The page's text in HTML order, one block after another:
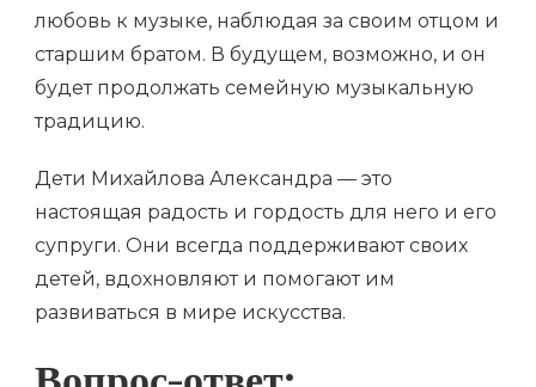
любовь к музыке, наблюдая за своим отцом и
старшим братом. В будущем, возможно, и он
будет продолжать семейную музыкальную
традицию.
Дети Михайлова Александра — это
настоящая радость и гордость для него и его
супруги. Они всегда поддерживают своих
детей, вдохновляют и помогают им
развиваться в мире искусства.